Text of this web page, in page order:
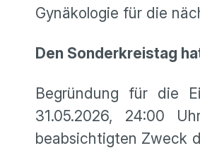
Gynäkologie für die
Den Sonderkreistag
Begründung für die
31.05.2026, 24:00
beabsichtigten Zweck